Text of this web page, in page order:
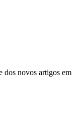
dos novos artigos em